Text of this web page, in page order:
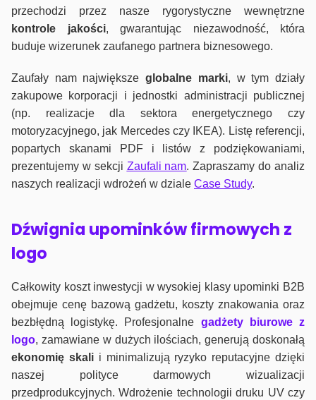
przechodzi przez nasze rygorystyczne wewnętrzne
kontrole jakości, gwarantując niezawodność, która
buduje wizerunek zaufanego partnera biznesowego.
Zaufały nam największeglobalne marki, w tym działy
zakupowe korporacji i jednostki administracji publicznej
(np. realizacje dla sektora energetycznego czy
motoryzacyjnego, jak Mercedes czy IKEA). Listę referencji,
popartych skanami PDF i listów z podziękowaniami,
prezentujemy w sekcji Zaufali nam. Zapraszamy do analiz
naszych realizacji wdrożeń w dziale Case Study.
Dźwignia upominków firmowych z
logo
Całkowity koszt inwestycji w wysokiej klasy upominki B2B
obejmuje cenę bazową gadżetu, koszty znakowania oraz
bezbłędną logistykę. Profesjonalne gadżety biurowe z
logo, zamawiane w dużych ilościach, generują doskonałą
ekonomię skalii minimalizują ryzyko reputacyjne dzięki
naszej polityce darmowych wizualizacji
przedprodukcyjnych. Wdrożenie technologii druku UV czy